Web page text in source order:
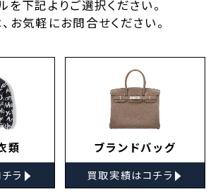
を下記よりご選択ください。
お気軽にお問合せください。
類
ラ ▸
ブランドバッグ
買取実績はコチラ ▸